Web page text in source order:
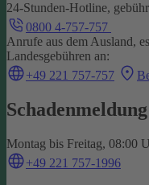
24-Stunden-Hotline,
0800 4-757-757
Anrufe aus dem Ausland,
Landesgebühren an:
+49 221 757-757
Montag bis Freitag, 08:00
+49 221 757-1996